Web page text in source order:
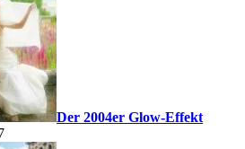
Der 2004er Glow-Effekt